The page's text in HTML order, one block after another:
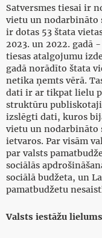
Satversmes tiesai ir
vietu un nodarbināto
ir dotas 53 štata
2023. un 2022. gadā
tiesas atalgojumu
gadā norādīto štata
netika ņemts vērā.
dati ir ar tikpat lielu
struktūru
izslēgti dati, kuros
vietu un nodarbināto
ietvaros. Par visām
par valsts
sociālās
sociālā budžeta, un
pamatbudžetu
Valsts iestāžu lielums